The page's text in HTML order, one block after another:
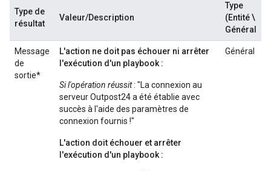
Type de
résultat
Valeur/Description
Type
(Entité \
Général
Message
de
sortie*
L'action ne doit pas échouer ni arrêter
l'exécution d'un playbook :
Si l'opération réussit: "La connexion au
serveur Outpost24 a été établie avec
succès à l'aide des paramètres de
connexion fournis !"
L'action doit échouer et arrêter
l'exécution d'un playbook :
Général